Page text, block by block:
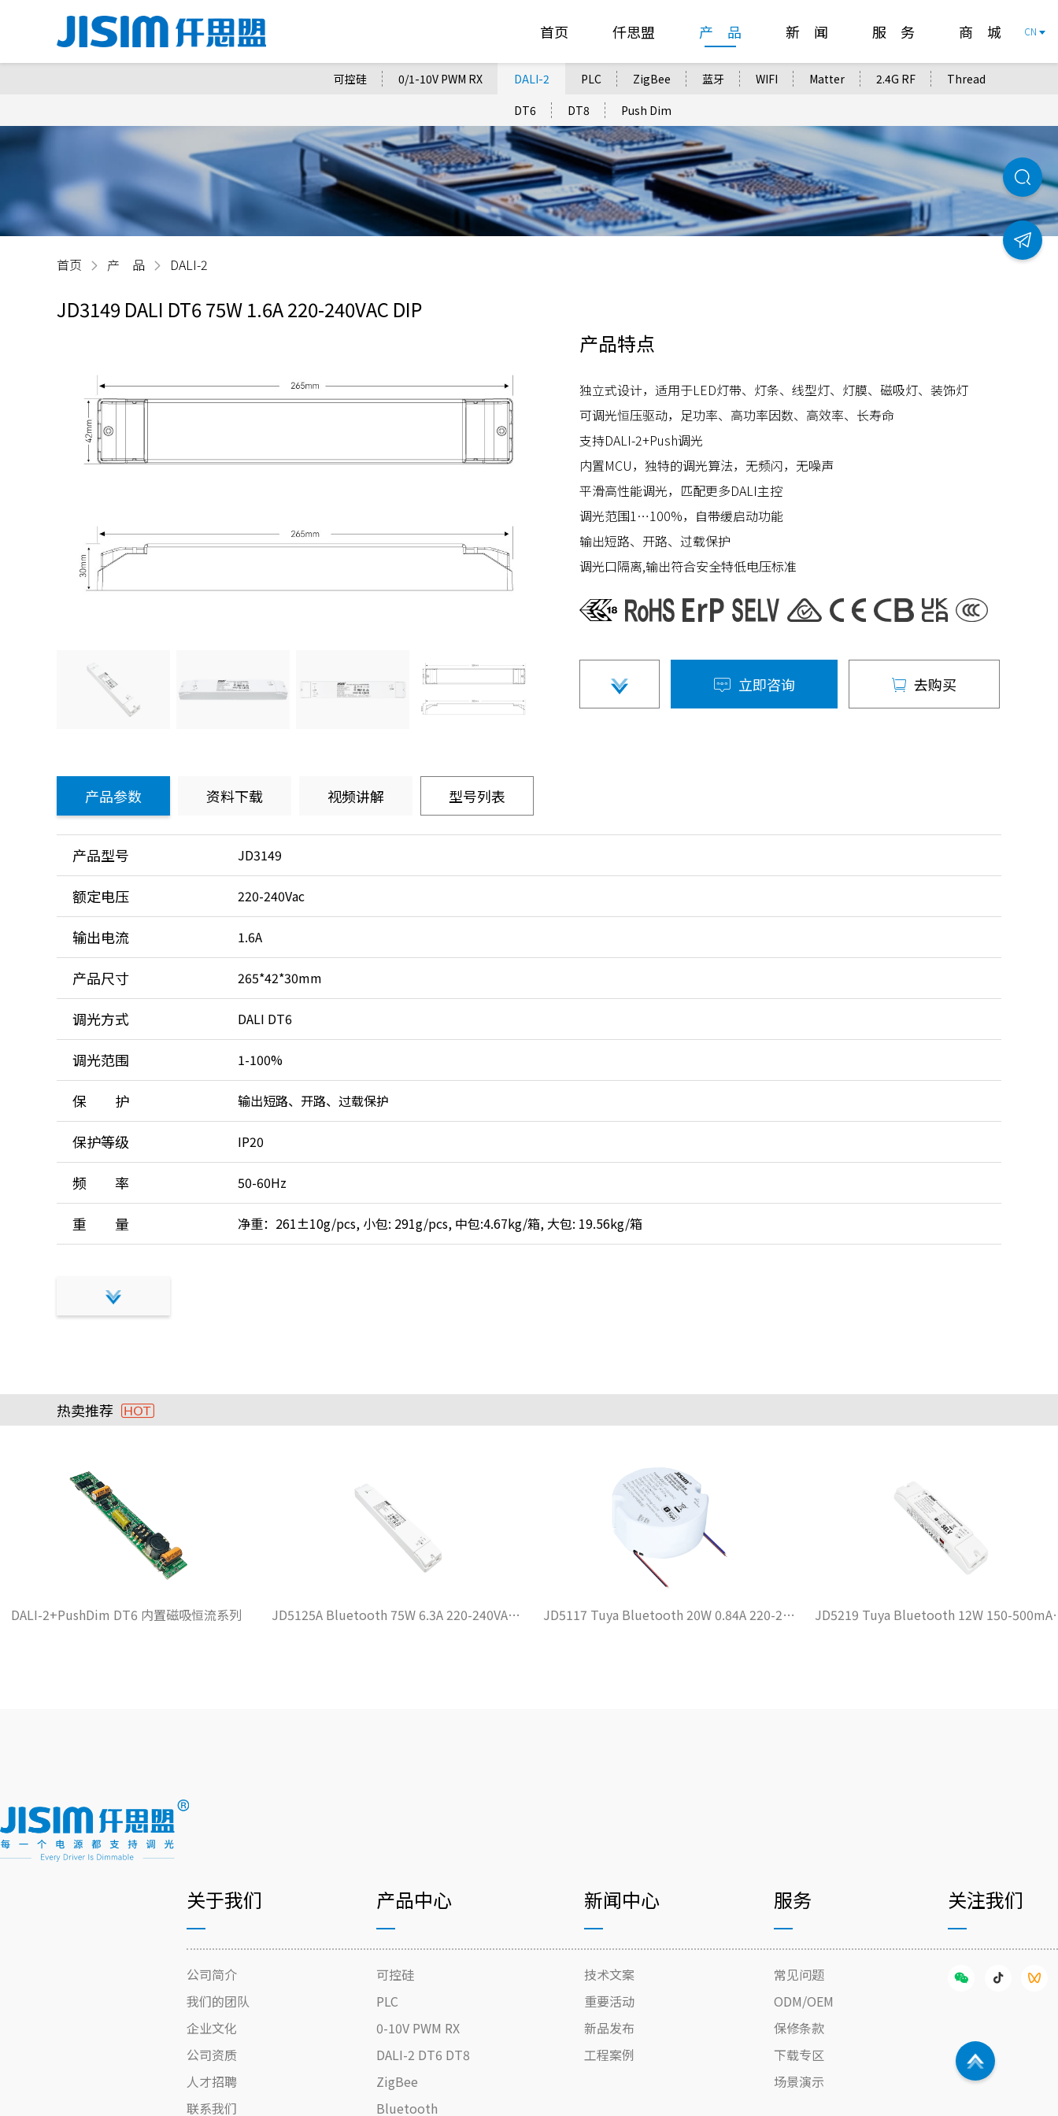
首页 仟思盟 产 品 新 闻 服 务 商 城 CN
可控硅 0/1-10V PWM RX
DALI-2
DT6
DT8 Push Dim
PLC ZigBee 蓝牙 WIFI Matter 2.4G RF Thread
首页 产 品 DALI-2
JD3149 DALI DT6 75W 1.6A 220-240VAC DIP
产品特点
独立式设计，适用于LED灯带、灯条、线型灯、灯膜、磁吸灯、装饰灯
可调光恒压驱动，足功率、高功率因数、高效率、长寿命
支持DALI-2+Push调光
内置MCU，独特的调光算法，无频闪，无噪声
平滑高性能调光，匹配更多DALI主控
调光范围1…100%，自带缓启动功能
输出短路、开路、过载保护
调光口隔离,输出符合安全特低电压标准
立即咨询 去购买
产品参数 资料下载 视频讲解 型号列表
产品型号 JD3149
额定电压 220-240Vac
输出电流 1.6A
产品尺寸 265*42*30mm
调光方式 DALI DT6
调光范围 1-100%
保 护 输出短路、开路、过载保护
保护等级 IP20
频 率 50-60Hz
重 量 净重：261±10g/pcs, 小包: 291g/pcs, 中包:4.67kg/箱, 大包: 19.56kg/箱
热卖推荐
DALI-2+PushDim DT6 内置磁吸恒流系列 JD5125A Bluetooth 75W 6.3A 220-240VAC DIP JD5117 Tuya Bluetooth 20W 0.84A 220-240VAC DIP JD5219
关于我们
公司简介
我们的团队
企业文化
公司资质
人才招聘
联系我们
产品中心
可控硅
PLC
0-10V PWM RX
DALI-2 DT6 DT8
ZigBee
Bluetooth
新闻中心
技术文案
重要活动
新品发布
工程案例
服务
常见问题
ODM/OEM
保修条款
下载专区
场景演示
关注我们